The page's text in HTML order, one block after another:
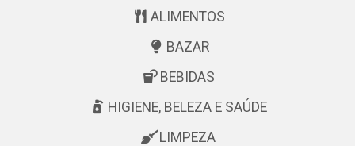
ALIMENTOS
BAZAR
BEBIDAS
HIGIENE, BELEZA E SAÚDE
LIMPEZA